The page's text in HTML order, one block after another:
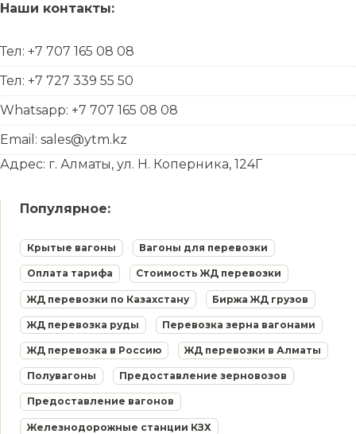
Наши контакты:
Тел: +7 707 165 08 08
Тел: +7 727 339 55 50
Whatsapp: +7 707 165 08 08
Email: sales@ytm.kz
Адрес: г. Алматы, ул. Н. Коперника, 124Г
Популярное:
Крытые вагоны Вагоны для перевозки
Оплата тарифа Стоимость ЖД перевозки
ЖД перевозки по Казахстану Биржа ЖД грузов
ЖД перевозка руды Перевозка зерна вагонами
ЖД перевозка в Россию ЖД перевозки в Алматы
Полувагоны Предоставление зерновозов
Предоставление вагонов
Железнодорожные станции КЗХ